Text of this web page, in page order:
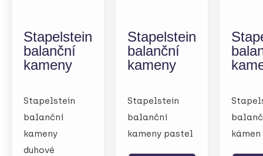
Stapelstein
balanční
kameny
Stapelstein
balanční
kameny
duhové
Stapelstein
balanční
kameny
Stapelstein
balanční
kameny pastel
kámen